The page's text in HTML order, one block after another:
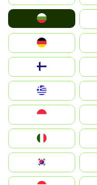
Switzerland
Deutschland
United Kingdom
Magyarország
South Korea